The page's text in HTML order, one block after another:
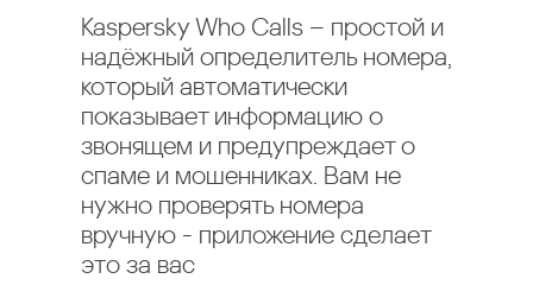
Kaspersky Who Calls – простой и
надёжный определитель номера,
который автоматически
показывает информацию о
звонящем и предупреждает о
спаме и мошенниках. Вам не
нужно проверять номера
вручную - приложение сделает
это за вас